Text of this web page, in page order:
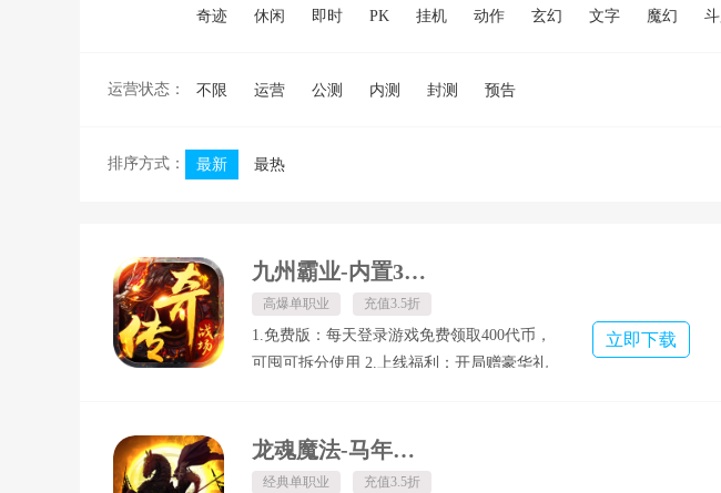
奇迹 休闲 即时 PK 挂机 动作 玄幻 文字 魔幻
运营状态： 不限 运营 公测 内测 封测 预告
排序方式： 最新 最热
九州霸业-内置3折天天送400代币
高爆单职业 充值3.5折
1.免费版：每天登录游戏免费领取400代币，
可囤可拆分使用 2.上线福利：开局赠豪华礼
级：免费泡点自动升级，不肝不氪，解放双
手 5.百万货币：零氪玩传奇，打怪领充值
立即下载
龙魂魔法-马年散人专属
经典单职业 充值3.5折